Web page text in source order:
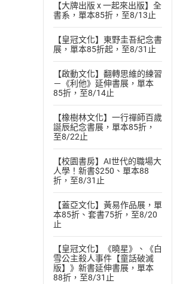
【大牌出版 x 一起來出版】全
書系，單本85折，至8/13止
【皇冠文化】東野圭吾紀念書
展，單本85折起，至8/31止
【啟動文化】翻轉思維的練習
－《利他》延伸書展，單本
85折，至8/14止
【橡樹林文化】一行禪師百歲
誕辰紀念書展，單本85折，
至8/22止
【校園書房】AI世代的職場大
人學！新書$250、單本88
折，至8/31止
【蓋亞文化】黃易作品展，單
本85折、套書75折，至8/20
止
【皇冠文化】《曉星》、《白
雪公主殺人事件【童話破滅
版】》新書延伸書展，單本
88折，至8/31止